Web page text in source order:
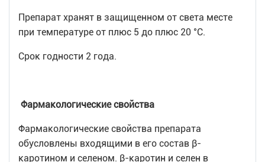
Препарат хранят в защищенном от света месте
при температуре от плюс 5 до плюс 20 °С.
Срок годности 2 года.
Фармакологические свойства
Фармакологические свойства препарата
обусловлены входящими в его состав β-
каротином и селеном. β-каротин и селен в